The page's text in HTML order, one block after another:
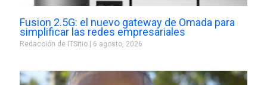
Fusion 2.5G: el nuevo gateway de Omada para
simplificar las redes empresariales
Redacción de ITSitio 6 agosto, 2026